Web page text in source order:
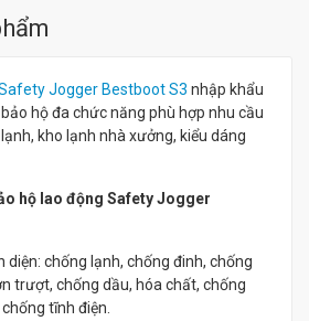
Jogger Bestboot S3 nhập khẩu
hộ đa chức năng phù hợp nhu cầu
kho lạnh nhà xưởng, kiểu dáng
hộ lao động Safety Jogger
diện: chống lạnh, chống đinh, chống
trượt, chống dầu, hóa chất, chống
tĩnh điện.